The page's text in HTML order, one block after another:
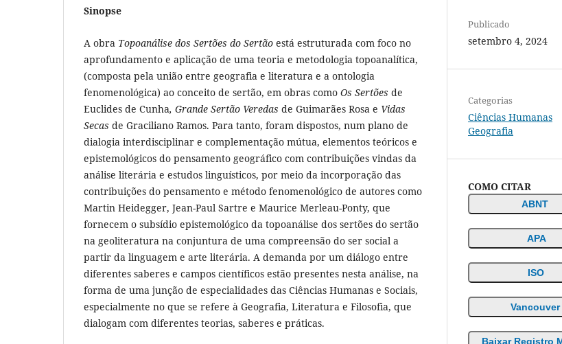
Sinopse
A obra Topoanálise dos Sertões do Sertão está estruturada com foco no
aprofundamento e aplicação de uma teoria e metodologia topoanalítica,
(composta pela união entre geografia e literatura e a ontologia
fenomenológica) ao conceito de sertão, em obras como Os Sertões de
Euclides de Cunha, Grande Sertão Veredas de Guimarães Rosa e Vidas
Secas de Graciliano Ramos. Para tanto, foram dispostos, num plano de
dialogia interdisciplinar e complementação mútua, elementos teóricos e
epistemológicos do pensamento geográfico com contribuições vindas da
análise literária e estudos linguísticos, por meio da incorporação das
contribuições do pensamento e método fenomenológico de autores como
Martin Heidegger, Jean-Paul Sartre e Maurice Merleau-Ponty, que
fornecem o subsídio epistemológico da topoanálise dos sertões do sertão
na geoliteratura na conjuntura de uma compreensão do ser social a
partir da linguagem e arte literária. A demanda por um diálogo entre
diferentes saberes e campos científicos estão presentes nesta análise, na
forma de uma junção de especialidades das Ciências Humanas e Sociais,
especialmente no que se refere à Geografia, Literatura e Filosofia, que
dialogam com diferentes teorias, saberes e práticas.
Publicado
setembro 4, 2024
Categorias
Ciências Humanas
Geografia
COMO CITAR
ABNT
APA
ISO
Vancouver
Baixar Registro